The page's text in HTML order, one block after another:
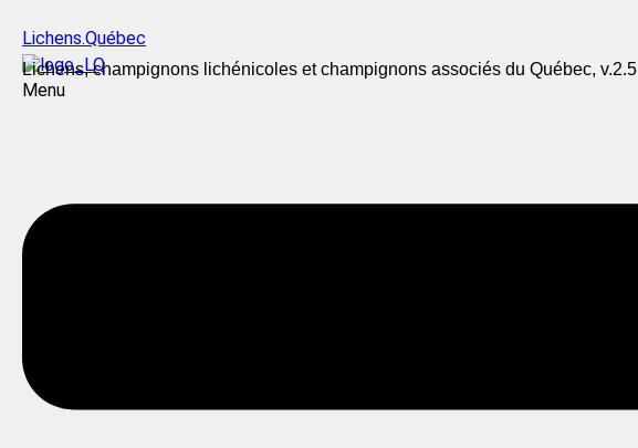
Lichens.Québec
Lichens, champignons lichénicoles et champignons associés du Québec, v.2.5
Menu